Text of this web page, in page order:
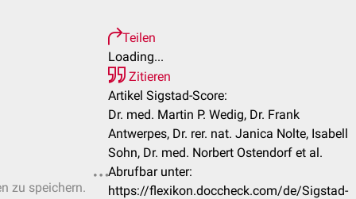
zu speichern.
Teilen
Loading...
Zitieren
Artikel Sigstad-Score:
Dr. med. Martin P. Wedig, Dr. Frank
Antwerpes, Dr. rer. nat. Janica Nolte, Isabell
Sohn, Dr. med. Norbert Ostendorf et al.
Abrufbar unter:
https://flexikon.doccheck.com/de/Sigstad-